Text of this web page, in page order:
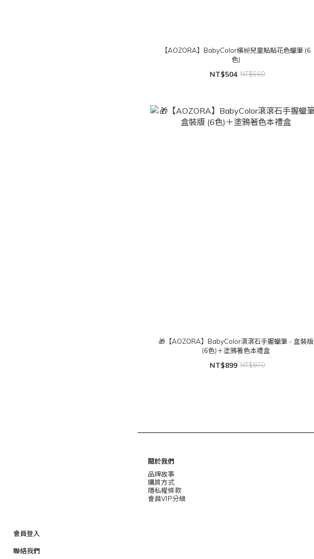
會員登入
聯絡我們
【AOZORA】BabyColor繽紛兒童點點花色蠟筆 (6
色)
NT$504 NT$560
🎁【AOZORA】BabyColor滾滾石手握蠟筆 - 盒裝版
(6色)＋塗鴉著色本禮盒
NT$899 NT$970
關於我們
品牌故事
購買方式
隱私權條款
會員VIP分級